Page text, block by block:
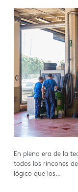
En plena era de la
todos los rincones
lógico que los…